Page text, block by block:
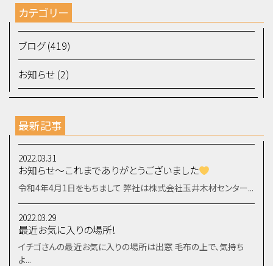
カテゴリー
ブログ (419)
お知らせ (2)
最新記事
2022.03.31
お知らせ～これまでありがとうございました
令和4年4月1日をもちまして 弊社は株式会社玉井木材センター...
2022.03.29
最近お気に入りの場所!
イチゴさんの最近お気に入りの場所は出窓 毛布の上で、気持ち
よ...